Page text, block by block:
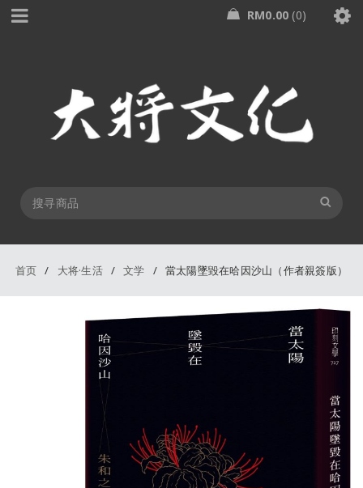
RM0.00 0
首页 / 大将·生活 / 文学 / 當太陽墜毀在哈因沙山（作者親簽版）